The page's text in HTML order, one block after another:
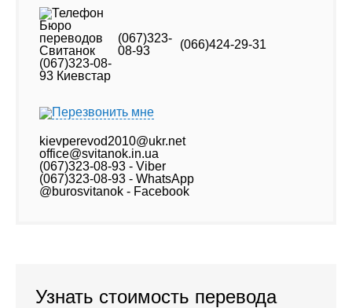
(067)323-
08-93
(066)424-29-31
Перезвонить мне
kievperevod2010@ukr.net
office@svitanok.in.ua
(067)323-08-93 - Viber
(067)323-08-93 - WhatsApp
@burosvitanok - Facebook
Узнать стоимость перевода